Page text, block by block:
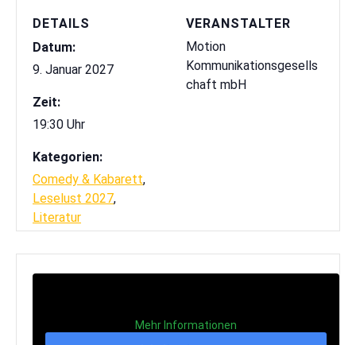
DETAILS
Datum:
9. Januar 2027
Zeit:
19:30 Uhr
Kategorien:
Comedy & Kabarett,
Leselust 2027,
Literatur
VERANSTALTER
Motion
Kommunikationsgesells
chaft mbH
Mehr Informationen